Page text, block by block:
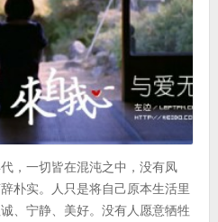
，一切皆在混沌之中，没有凤
朴实。人只是将自己原本生活里
、宁静、美好。没有人愿意牺牲